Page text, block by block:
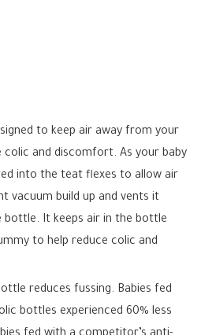
to keep air away from your
colic and discomfort. As your baby
into the teat flexes to allow air
vacuum build up and vents it
It keeps air in the bottle
to help reduce colic and
reduces fussing. Babies fed
bottles experienced 60% less